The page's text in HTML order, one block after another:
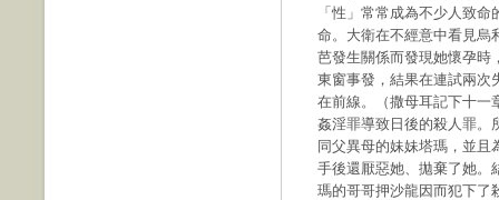
「性」常常成為不少人致
命。大衛在不經意中看見烏
芭發生關係而發現她懷孕時
東窗事發，結果在連試兩次
在前線。（撒母耳記下十一
姦淫罪導致日後的殺人罪。
同父異母的妹妹塔瑪，並
手後還厭惡她、拋棄了她。
瑪的哥哥押沙龍因而犯下了